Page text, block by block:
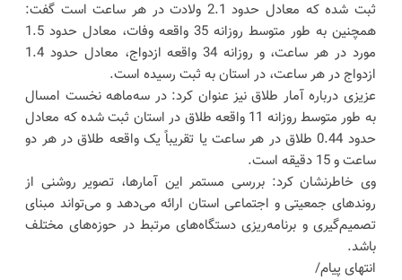
ثبت شده که معادل حدود 2.1 ولادت در هر ساعت است گفت:
همچنین به طور متوسط روزانه 35 واقعه وفات، معادل حدود 1.5
مورد در هر ساعت، و روزانه 34 واقعه ازدواج، معادل حدود 1.4
ازدواج در هر ساعت، در استان به ثبت رسیده است.
عزیزی درباره آمار طلاق نیز عنوان کرد: در سه‌ماهه نخست امسال
به طور متوسط روزانه 11 واقعه طلاق در استان ثبت شده که معادل
حدود 0.44 طلاق در هر ساعت یا تقریباً یک واقعه طلاق در هر دو
ساعت و 15 دقیقه است.
وی خاطرنشان کرد: بررسی مستمر این آمارها، تصویر روشنی از
روندهای جمعیتی و اجتماعی استان ارائه می‌دهد و می‌تواند مبنای
تصمیم‌گیری و برنامه‌ریزی دستگاه‌های مرتبط در حوزه‌های مختلف
باشد.
انتهای پیام/